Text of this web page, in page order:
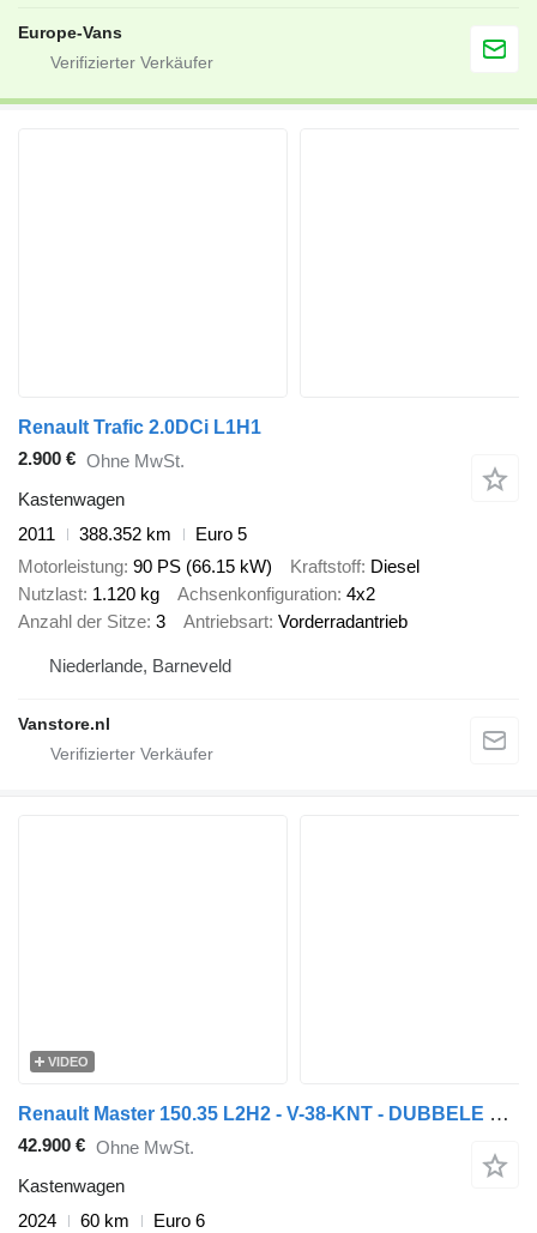
Europe-Vans
Renault Trafic 2.0DCi L1H1
2.900 € Ohne MwSt.
Kastenwagen
2011
388.352 km
Euro 5
Motorleistung 90 PS (66.15 kW) Kraftstoff Diesel
Nutzlast 1.120 kg Achsenkonfiguration 4x2
Anzahl der Sitze 3 Antriebsart Vorderradantrieb
Niederlande, Barneveld
Vanstore.nl
VIDEO
Renault Master 150.35 L2H2 - V-38-KNT - DUBBELE CABINE UITVOERING - 2x Z
42.900 € Ohne MwSt.
Kastenwagen
2024
60 km
Euro 6